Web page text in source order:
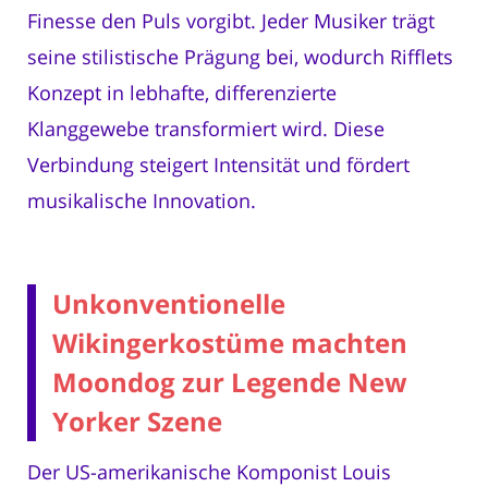
Finesse den Puls vorgibt. Jeder Musiker trägt
seine stilistische Prägung bei, wodurch Rifflets
Konzept in lebhafte, differenzierte
Klanggewebe transformiert wird. Diese
Verbindung steigert Intensität und fördert
musikalische Innovation.
Unkonventionelle
Wikingerkostüme machten
Moondog zur Legende New
Yorker Szene
Der US-amerikanische Komponist Louis